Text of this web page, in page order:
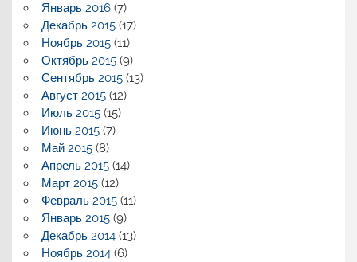
Январь 2016(7)
Декабрь 2015(17)
Ноябрь 2015(11)
Октябрь 2015(9)
Сентябрь 2015(13)
Август 2015(12)
Июль 2015(15)
Июнь 2015(7)
Май 2015(8)
Апрель 2015(14)
Март 2015(12)
Февраль 2015(11)
Январь 2015(9)
Декабрь 2014(13)
Ноябрь 2014(6)